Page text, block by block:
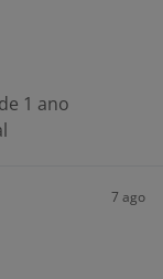
1 ano
7 ago